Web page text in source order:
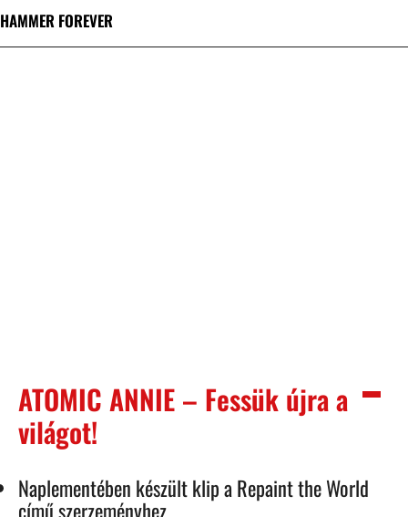
HAMMER FOREVER
ATOMIC ANNIE – Fessük újra a
világot!
Naplementében készült klip a Repaint the World
című szerzeményhez